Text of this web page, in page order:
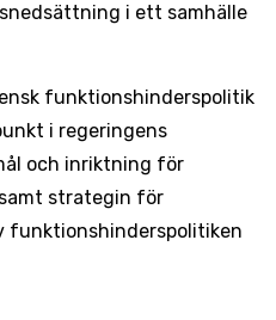
i ett samhälle
funktionshinderspolitik
i regeringens
och inriktning för
strategin för
funktionshinderspolitiken